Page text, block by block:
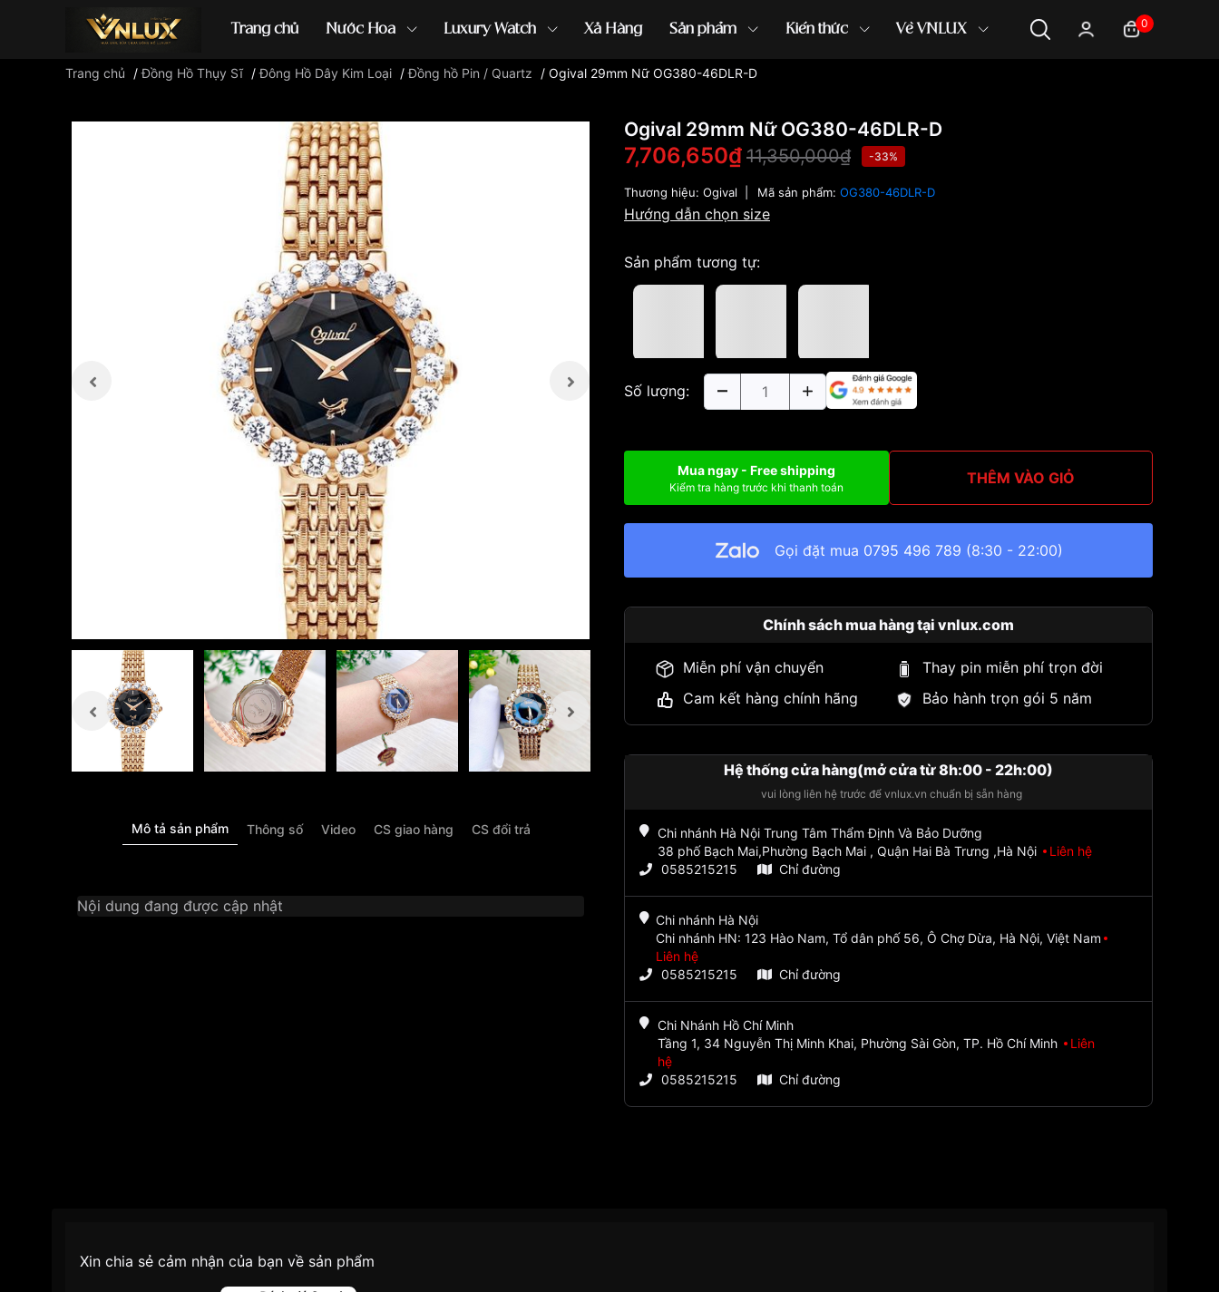
Trang chủ Nước Hoa Luxury Watch Xả Hàng Sản phẩm Kiến thức Về VNLUX 0
Đồng hồ casio đồng hồ G-Shock đồng hồ Orient ...
Trang chủ /Đồng Hồ Thụy Sĩ /Đông Hồ Dây Kim Loại /Đồng hồ Pin / Quartz / Ogival 29mm Nữ OG380-46DLR-D
Mô tả sản phẩm Thông số Video CS giao hàng CS đổi trả
Nội dung đang được cập nhật
Ogival 29mm Nữ OG380-46DLR-D
7,706,650₫ 11,350,000₫ -33%
Thương hiệu: Ogival Mã sản phẩm: OG380-46DLR-D
Hướng dẫn chọn size
Sản phẩm tương tự:
Số lượng:
Mua ngay - Free shipping
Kiểm tra hàng trước khi thanh toán THÊM VÀO GIỎ
Gọi đặt mua 0795 496 789 (8:30 - 22:00)
Chính sách mua hàng tại vnlux.com
Miễn phí vận chuyển
Thay pin miễn phí trọn đời
Cam kết hàng chính hãng
Bảo hành trọn gói 5 năm
Hệ thống cửa hàng(mở cửa từ 8h:00 - 22h:00)
vui lòng liên hệ trước để vnlux.vn chuẩn bị sẵn hàng
Chi nhánh Hà Nội Trung Tâm Thẩm Định Và Bảo Dưỡng
38 phố Bạch Mai,Phường Bạch Mai , Quận Hai Bà Trưng ,Hà Nội
Liên hệ
0585215215
Chỉ đường
Chi nhánh Hà Nội
Chi nhánh HN: 123 Hào Nam, Tổ dân phố 56, Ô Chợ Dừa, Hà Nội, Việt Nam
Liên hệ
0585215215
Chỉ đường
Chi Nhánh Hồ Chí Minh
Tầng 1, 34 Nguyễn Thị Minh Khai, Phường Sài Gòn, TP. Hồ Chí Minh
Liên
hệ
0585215215
Chỉ đường
Xin chia sẻ cảm nhận của bạn về sản phẩm